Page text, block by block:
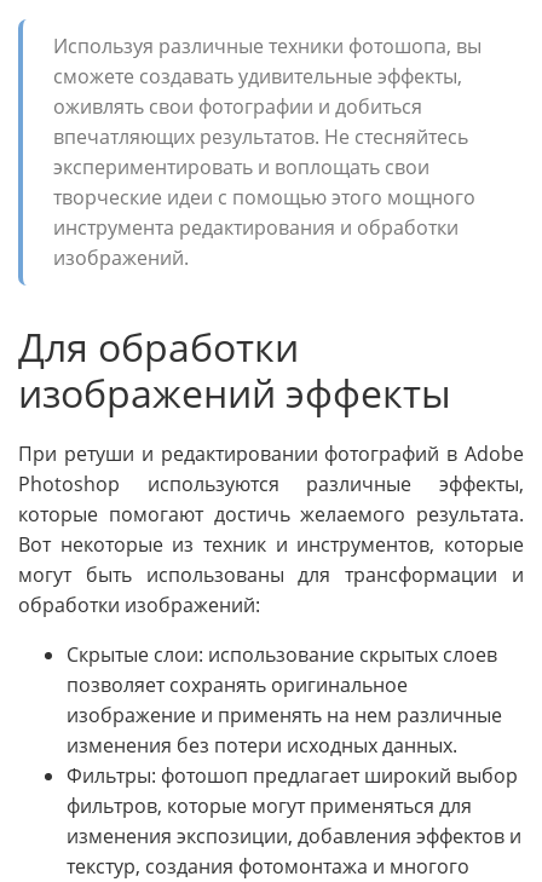
Используя различные техники фотошопа, вы
сможете создавать удивительные эффекты,
оживлять свои фотографии и добиться
впечатляющих результатов. Не стесняйтесь
экспериментировать и воплощать свои
творческие идеи с помощью этого мощного
инструмента редактирования и обработки
изображений.
Для обработки
изображений эффекты
При ретуши и редактировании фотографий в Adobe
Photoshop используются различные эффекты,
которые помогают достичь желаемого результата.
Вот некоторые из техник и инструментов, которые
могут быть использованы для трансформации и
обработки изображений:
Скрытые слои: использование скрытых слоев
позволяет сохранять оригинальное
изображение и применять на нем различные
изменения без потери исходных данных.
Фильтры: фотошоп предлагает широкий выбор
фильтров, которые могут применяться для
изменения экспозиции, добавления эффектов и
текстур, создания фотомонтажа и многого